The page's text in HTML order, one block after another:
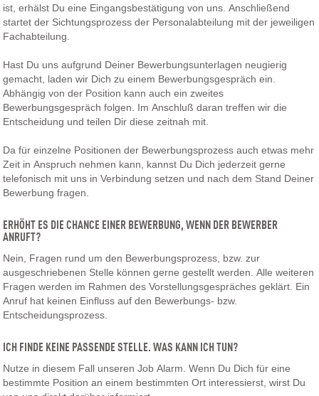
ist, erhälst Du eine Eingangsbestätigung von uns. Anschließend
startet der Sichtungsprozess der Personalabteilung mit der jeweiligen
Fachabteilung.
Hast Du uns aufgrund Deiner Bewerbungsunterlagen neugierig
gemacht, laden wir Dich zu einem Bewerbungsgespräch ein.
Abhängig von der Position kann auch ein zweites
Bewerbungsgespräch folgen. Im Anschluß daran treffen wir die
Entscheidung und teilen Dir diese zeitnah mit.
Da für einzelne Positionen der Bewerbungsprozess auch etwas mehr
Zeit in Anspruch nehmen kann, kannst Du Dich jederzeit gerne
telefonisch mit uns in Verbindung setzen und nach dem Stand Deiner
Bewerbung fragen.
ERHÖHT ES DIE CHANCE EINER BEWERBUNG, WENN DER BEWERBER
ANRUFT?
Nein, Fragen rund um den Bewerbungsprozess, bzw. zur
ausgeschriebenen Stelle können gerne gestellt werden. Alle weiteren
Fragen werden im Rahmen des Vorstellungsgespräches geklärt. Ein
Anruf hat keinen Einfluss auf den Bewerbungs- bzw.
Entscheidungsprozess.
ICH FINDE KEINE PASSENDE STELLE. WAS KANN ICH TUN?
Nutze in diesem Fall unseren Job Alarm. Wenn Du Dich für eine
bestimmte Position an einem bestimmten Ort interessierst, wirst Du